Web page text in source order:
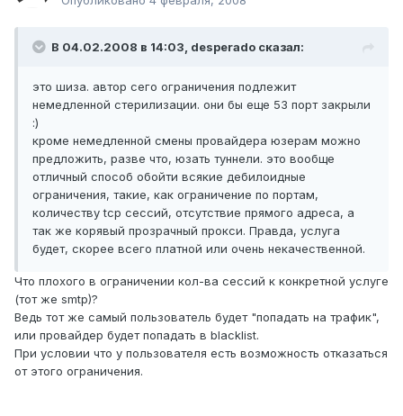
В 04.02.2008 в 14:03, desperado сказал:
это шиза. автор сего ограничения подлежит
немедленной стерилизации. они бы еще 53 порт закрыли
:)
кроме немедленной смены провайдера юзерам можно
предложить, разве что, юзать туннели. это вообще
отличный способ обойти всякие дебилоидные
ограничения, такие, как ограничение по портам,
количеству tcp сессий, отсутствие прямого адреса, а
так же корявый прозрачный прокси. Правда, услуга
будет, скорее всего платной или очень некачественной.
Что плохого в ограничении кол-ва сессий к конкретной услуге
(тот же smtp)?
Ведь тот же самый пользователь будет "попадать на трафик",
или провайдер будет попадать в blacklist.
При условии что у пользователя есть возможность отказаться
от этого ограничения.